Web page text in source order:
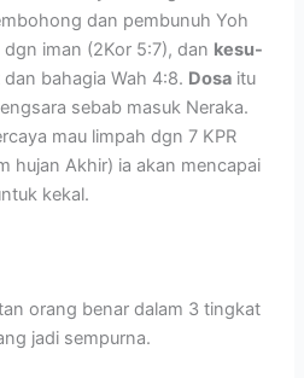
dan pembunuh Yoh
iman (2Kor 5:7), dan kesu-
bahagia Wah 4:8. Dosa itu
sebab masuk Neraka.
mau limpah dgn 7 KPR
hujan Akhir) ia akan mencapai
kekal.
orang benar dalam 3 tingkat
jadi sempurna.